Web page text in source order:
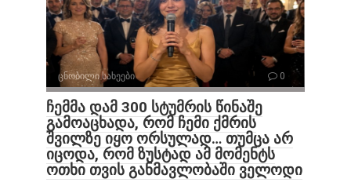
ცნობილი სახეები 0
ჩემმა დამ 300 სტუმრის წინაშე
გამოაცხადა, რომ ჩემი ქმრის
შვილზე იყო ორსულად… თუმცა არ
იცოდა, რომ ზუსტად ამ მომენტს
ოთხი თვის განმავლობაში ველოდი